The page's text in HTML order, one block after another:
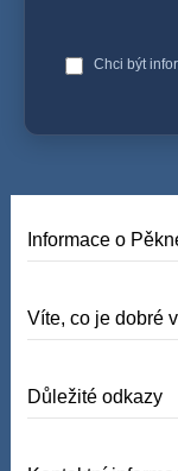
Chci být
Informace o
Víte, co je dobré
Důležité odkazy